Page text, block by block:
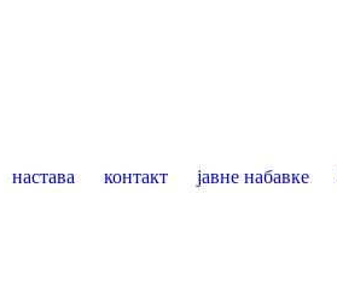
настава контакт јавне набавке